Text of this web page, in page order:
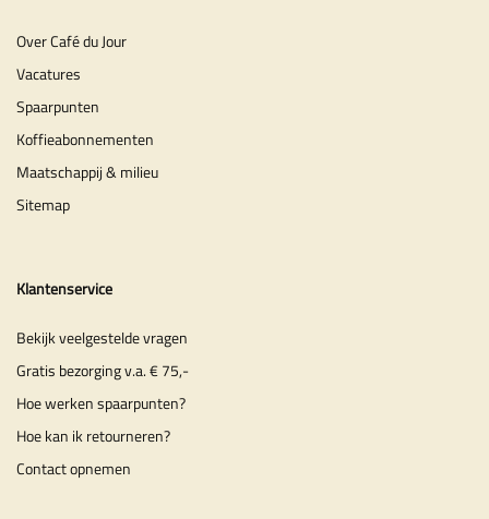
Over Café du Jour
Vacatures
Spaarpunten
Koffieabonnementen
Maatschappij & milieu
Sitemap
Klantenservice
Bekijk veelgestelde vragen
Gratis bezorging v.a. € 75,-
Hoe werken spaarpunten?
Hoe kan ik retourneren?
Contact opnemen